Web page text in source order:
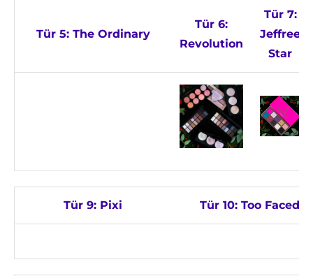
Tür 5: The Ordinary
Tür 6:
Revolution
Tür 7:
Jeffree
Star
Tür 9: Pixi Tür 10: Too Faced